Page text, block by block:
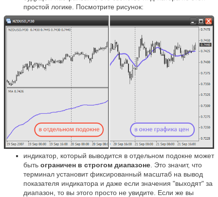
простой логике. Посмотрите рисунок:
индикатор, который выводится в отдельном подокне может
быть ограничен в строгом диапазоне . Это значит, что
терминал установит фиксированный масштаб на вывод
показателя индикатора и даже если значения "выходят" за
диапазон, то вы этого просто не увидите. Если же вы